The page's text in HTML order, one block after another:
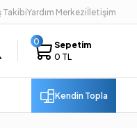
TakibiYardım Merkeziİletişim
0
Sepetim
0 TL
Kendin Topla